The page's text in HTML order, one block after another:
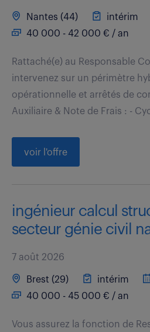
Nantes (44) intérim
40 000 - 42 000 € / an
Rattaché(e) au Responsable
intervenez sur un périmètre
opérationnelle et arrêtés de
Auxiliaire & Note de Frais : -
voir l'offre
ingénieur calcul
secteur génie civil
7 août 2026
Brest (29) intérim
40 000 - 45 000 € / an
Vous assurez la fonction de